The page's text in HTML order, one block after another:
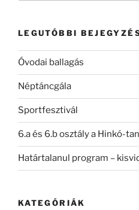
LEGUTÓBBI
Óvodai ballagás
Néptáncgála
Sportfesztivál
6.a és 6.b osztály a Hinkó-
Határtalanul program –
KATEGÓRIÁK